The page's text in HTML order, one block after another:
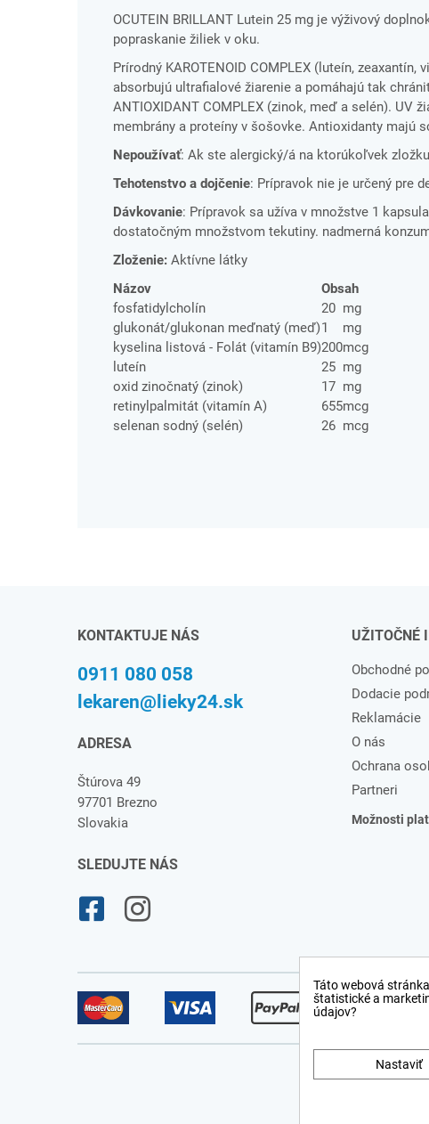
OCUTEIN BRILLANT Lutein 25 mg je výživový
popraskanie žiliek v oku.
Prírodný KAROTENOID COMPLEX (luteín,
absorbujú ultrafialové žiarenie a pomáhajú tak
ANTIOXIDANT COMPLEX (zinok, meď a selén).
membrány a proteíny v šošovke. Antioxidanty majú
Nepoužívať: Ak ste alergický/á na ktorúkoľvek
Tehotenstvo a dojčenie: Prípravok nie je určený pre
Dávkovanie: Prípravok sa užíva v množstve 1
dostatočným množstvom tekutiny. nadmerná
Zloženie: Aktívne látky
Názov
Obsah
fosfatidylcholín
20 mg
glukonát/glukonan meďnatý (meď)1
mg
kyselina listová - Folát (vitamín B9)200mcg
luteín
25 mg
oxid zinočnatý (zinok)
17 mg
retinylpalmitát (vitamín A)
655mcg
selenan sodný (selén)
26 mcg
KONTAKTUJE NÁS
0911 080 058
lekaren@lieky24.sk
ADRESA
Štúrova 49
97701 Brezno
Slovakia
SLEDUJTE NÁS
UŽITOČNÉ
Obchodné
Dodacie
Reklamácie
O nás
Ochrana
Partneri
Možnosti
Táto webová
štatistické a
údajov?
Nastaviť